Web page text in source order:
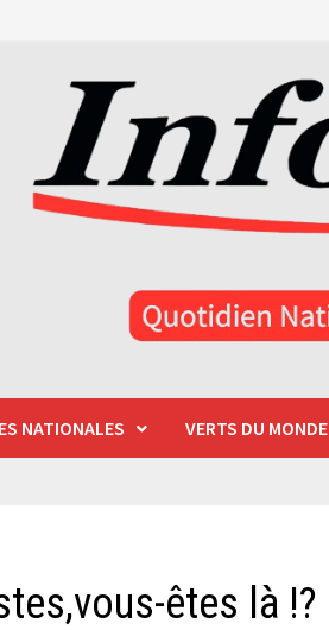
NATIONALES VERTS DU MONDE
êtes là !?